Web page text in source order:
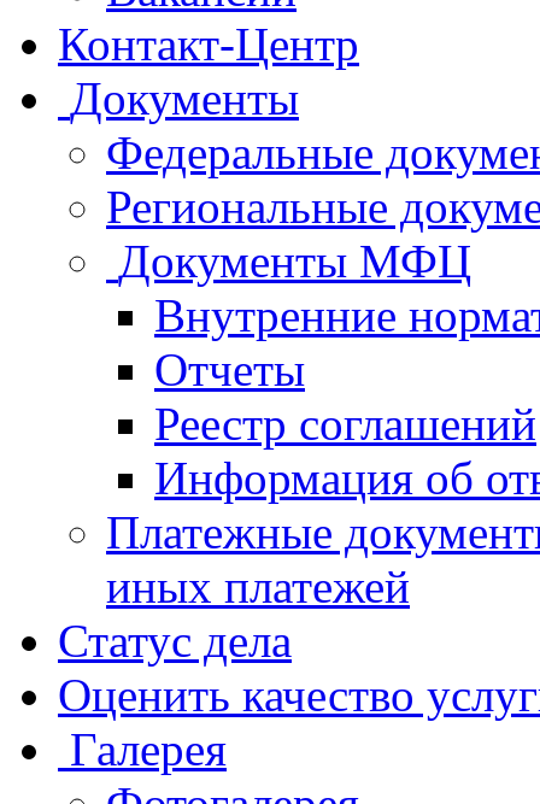
Контакт-Центр
Документы
Федеральные
Региональные
Документы МФЦ
Внутренние
Отчеты
Реестр соглашений
Информация об
Платежные
иных платежей
Статус дела
Оценить качество
Галерея